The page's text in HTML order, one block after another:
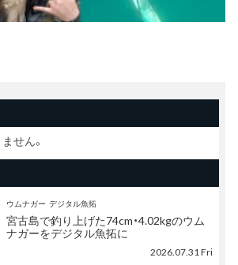
せん。
ウムナガー デジタル魚拓
宮古島で釣り上げた74cm・4.02kgのウム
ナガーをデジタル魚拓に
2026.07.31 Fri